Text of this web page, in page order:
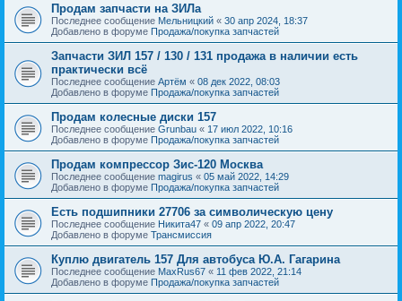
Продам запчасти на ЗИЛа
Последнее сообщение Мельницкий « 30 апр 2024, 18:37
Добавлено в форуме Продажа/покупка запчастей
Запчасти ЗИЛ 157 / 130 / 131 продажа в наличии есть
практически всё
Последнее сообщение Артём « 08 дек 2022, 08:03
Добавлено в форуме Продажа/покупка запчастей
Продам колесные диски 157
Последнее сообщение Grunbau « 17 июл 2022, 10:16
Добавлено в форуме Продажа/покупка запчастей
Продам компрессор Зис-120 Москва
Последнее сообщение magirus « 05 май 2022, 14:29
Добавлено в форуме Продажа/покупка запчастей
Есть подшипники 27706 за символическую цену
Последнее сообщение Никита47 « 09 апр 2022, 20:47
Добавлено в форуме Трансмиссия
Куплю двигатель 157 Для автобуса Ю.А. Гагарина
Последнее сообщение MaxRus67 « 11 фев 2022, 21:14
Добавлено в форуме Продажа/покупка запчастей